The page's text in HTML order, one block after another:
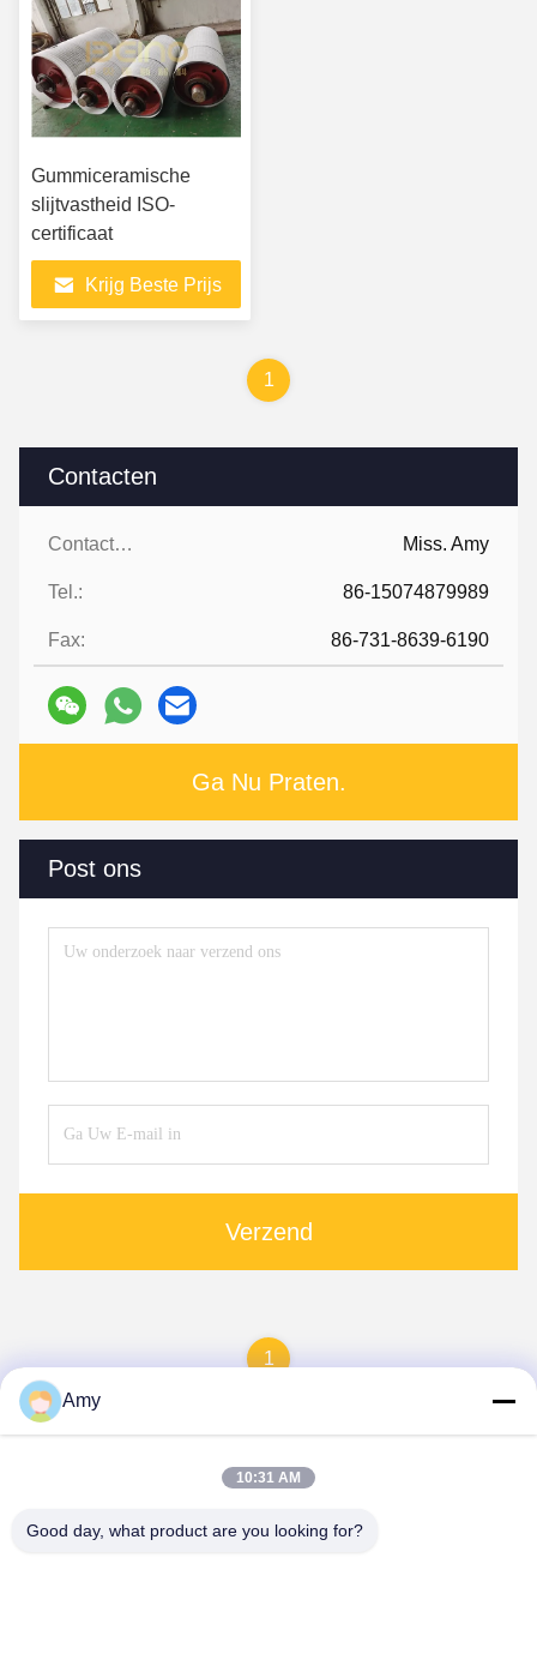
Contacten
Contacten: Miss. Amy
Tel.: 86-15074879989
Fax: 86-731-8639-6190
Ga Nu Praten.
Post ons
Verzend
Gummiceramische
slijtvastheid ISO-
certificaat
Krijg Beste Prijs
1
1
Amy
10:31 AM
Good day, what product are you looking for?